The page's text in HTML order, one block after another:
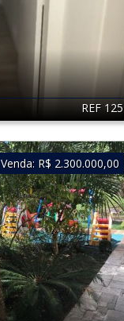
REF 125
Venda: R$ 2.300.000,00